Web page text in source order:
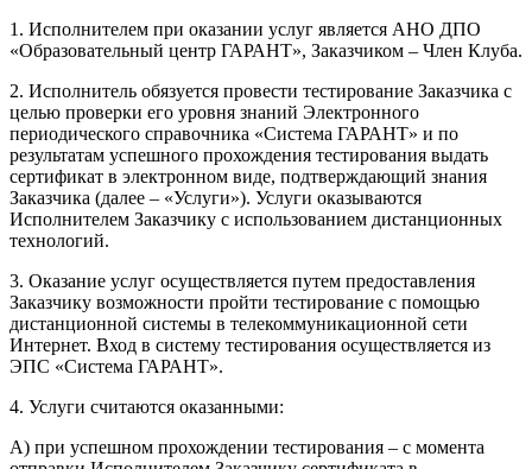
1. Исполнителем при оказании услуг является АНО ДПО
«Образовательный центр ГАРАНТ», Заказчиком – Член Клуба.
2. Исполнитель обязуется провести тестирование Заказчика с
целью проверки его уровня знаний Электронного
периодического справочника «Система ГАРАНТ» и по
результатам успешного прохождения тестирования выдать
сертификат в электронном виде, подтверждающий знания
Заказчика (далее – «Услуги»). Услуги оказываются
Исполнителем Заказчику с использованием дистанционных
технологий.
3. Оказание услуг осуществляется путем предоставления
Заказчику возможности пройти тестирование с помощью
дистанционной системы в телекоммуникационной сети
Интернет. Вход в систему тестирования осуществляется из
ЭПС «Система ГАРАНТ».
4. Услуги считаются оказанными:
А) при успешном прохождении тестирования – с момента